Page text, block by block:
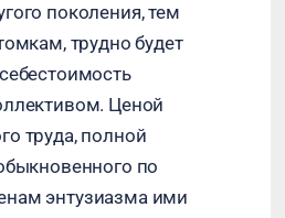
поколения, тем
трудно будет
Ценой
труда, полной
по
энтузиазма ими